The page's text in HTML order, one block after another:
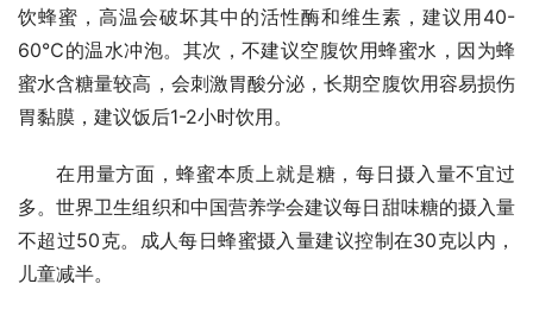
饮蜂蜜，高温会破坏其中的活性酶和维生素，建议用40-
60℃的温水冲泡。其次，不建议空腹饮用蜂蜜水，因为蜂
蜜水含糖量较高，会刺激胃酸分泌，长期空腹饮用容易损伤
胃黏膜，建议饭后1-2小时饮用。
在用量方面，蜂蜜本质上就是糖，每日摄入量不宜过
多。世界卫生组织和中国营养学会建议每日甜味糖的摄入量
不超过50克。成人每日蜂蜜摄入量建议控制在30克以内，
儿童减半。